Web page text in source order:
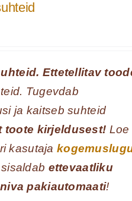
Ettetellitav
Tugevdab
ja kaitseb suhteid
toote kirjeldusest! Loe
kasutaja
ettevaatliku
pakiautomaati!